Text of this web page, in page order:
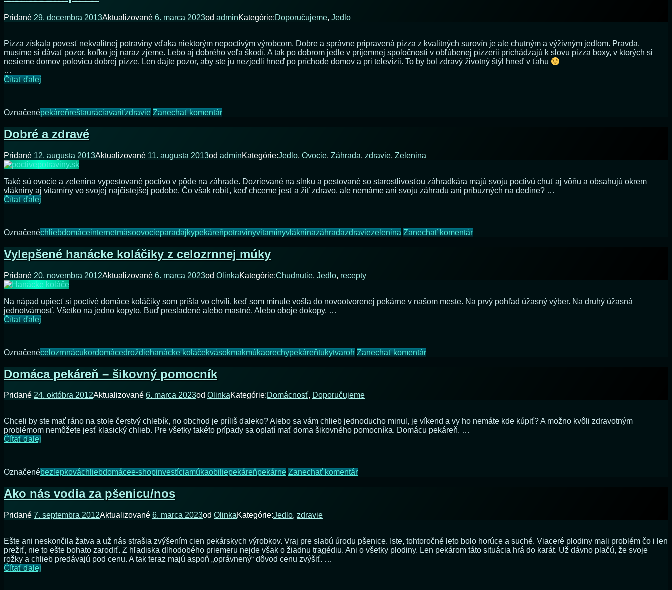
Pridané 29. decembra 2013Aktualizované 6. marca 2023od adminKategórie:Doporučujeme, Jedlo
Pizza získala povesť nekvalitnej potraviny vďaka niektorým nepoctivým výrobcom. Dobre a správne pripravená pizza z kvalitných surovín je ale chutným a výživným jedlom. Pravda,
musíme si dávať pozor, koľko jej naraz zjeme. Lebo aj dobrého veľa škodí. A tak po dobrom jedle v príjemnej spoločnosti v obľúbenej pizzerii prichádzajú k slovu pizza boxy, v ktorých si
nesieme domov polovicu dobrej pizze. Len dajte pozor, aby ste ju nezjedli hneď po príchode domov a pri televízii. To by bol zdravý životný štýl hneď v ťahu
…
Čítať ďalejKrabice
Označenépekáreňreštauráciavariťzdravie Zanechať komentárna
Dobré a zdravé
Pridané 12. augusta 2013Aktualizované 11. augusta 2013od adminKategórie:Jedlo, Ovocie, Záhrada, zdravie, Zelenina
Také sú ovocie a zelenina vypestované poctivo v pôde na záhrade. Dozrievané na slnku a pestované so starostlivosťou záhradkára majú svoju poctivú chuť aj vôňu a obsahujú okrem
vlákniny aj vitamíny vo svojej najčistejšej podobe. Čo však robiť, keď chceme jesť a žiť zdravo, ale nemáme ani svoju záhradu ani príbuzných na dedine? …
Čítať ďalejDobré
Označenéchliebdomáceinternetmäsoovocieparadajkypekáreňpotravinyvitamínyvlákninazáhradazdraviezelenina Zanechať komentárna
Vylepšené hanácke koláčiky z celozrnnej múky
Pridané 20. novembra 2012Aktualizované 6. marca 2023od OlinkaKategórie:Chudnutie, Jedlo, recepty
Na nápad upiecť si poctivé domáce koláčiky som prišla vo chvíli, keď som minule vošla do novootvorenej pekárne v našom meste. Na prvý pohľad úžasný výber. Na druhý úžasná
jednotvárnosť. Všetko na jedno kopyto. Buď presladené alebo mastné. Alebo oboje dokopy. …
Čítať ďalejVylepšené
celozrnnej
Označenécelozrnnácukordomácedroždiehanácke koláčekvásokmakmúkaorechypekáreňtukytvaroh Zanechať komentárna
Domáca pekáreň – šikovný pomocník
Pridané 24. októbra 2012Aktualizované 6. marca 2023od OlinkaKategórie:Domácnosť, Doporučujeme
Chceli by ste mať ráno na stole čerstvý chlebík, no obchod je príliš ďaleko? Alebo sa vám chlieb jednoducho minul, je víkend a vy ho nemáte kde kúpiť? A možno kvôli zdravotným
problémom nemôžete jesť klasický chlieb. Pre všetky takéto prípady sa oplatí mať doma šikovného pomocníka. Domácu pekáreň. …
Čítať ďalejDomáca
šikovný
pomocník
Označenébezlepkováchliebdomácee-shopinvestíciamúkaobiliepekáreňpekárne Zanechať komentárna
Ako nás vodia za pšenicu/nos
Pridané 7. septembra 2012Aktualizované 6. marca 2023od OlinkaKategórie:Jedlo, zdravie
Ešte ani neskončila žatva a už nás strašia zvýšením cien pekárskych výrobkov. Vraj pre slabú úrodu pšenice. Iste, tohtoročné leto bolo horúce a suché. Viaceré plodiny mali problém čo i len
prežiť, nie to ešte bohato zarodiť. Z hľadiska dlhodobého priemeru nejde však o žiadnu tragédiu. Ani o všetky plodiny. Len pekárom táto situácia hrá do karát. Už dávno plačú, že svoje
rožky a chlieb predávajú pod cenu. A tak teraz majú aspoň „oprávnený“ dôvod cenu zvýšiť. …
Čítať ďalejAko